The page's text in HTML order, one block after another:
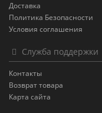
Доставка
Политика Безопасности
Условия соглашения
Служба поддержки
Контакты
Возврат товара
Карта сайта